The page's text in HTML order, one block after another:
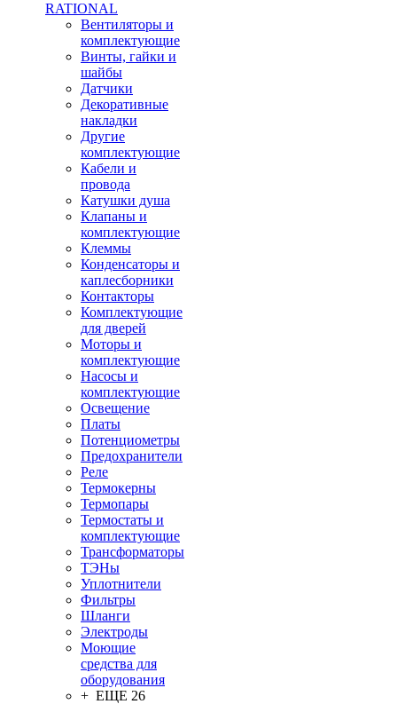
RATIONAL
Вентиляторы и
комплектующие
Винты, гайки и
шайбы
Датчики
Декоративные
накладки
Другие
комплектующие
Кабели и
провода
Катушки душа
Клапаны и
комплектующие
Клеммы
Конденсаторы и
каплесборники
Контакторы
Комплектующие
для дверей
Моторы и
комплектующие
Насосы и
комплектующие
Освещение
Платы
Потенциометры
Предохранители
Реле
Термокерны
Термопары
Термостаты и
комплектующие
Трансформаторы
ТЭНы
Уплотнители
Фильтры
Шланги
Электроды
Моющие
средства для
оборудования
+ ЕЩЕ 26